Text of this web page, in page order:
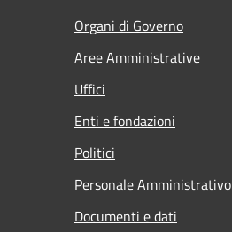
Organi di Governo
Aree Amministrative
Uffici
Enti e fondazioni
Politici
Personale Amministrativo
Documenti e dati